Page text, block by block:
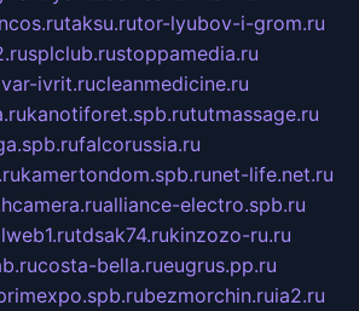
taksu.rutor-lyubov-i-grom.ru
splclub.rustoppamedia.ru
ivrit.rucleanmedicine.ru
kanotiforet.spb.rututmassage.ru
falcorussia.ru
kamertondom.spb.runet-life.net.ru
alliance-electro.spb.ru
tdsak74.rukinzozo-ru.ru
costa-bella.rueugrus.pp.ru
bezmorchin.ruia2.ru